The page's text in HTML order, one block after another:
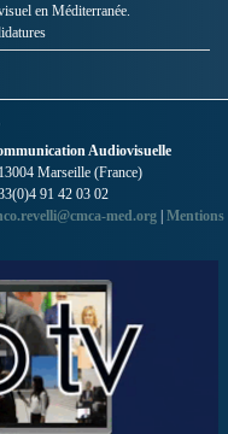
en Méditerranée.
Audiovisuelle
Marseille (France)
91 42 03 02
med.org | Mentions